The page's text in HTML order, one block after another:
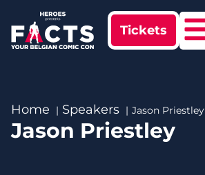
Tickets
Home Speakers Jason Priestley
Jason Priestley